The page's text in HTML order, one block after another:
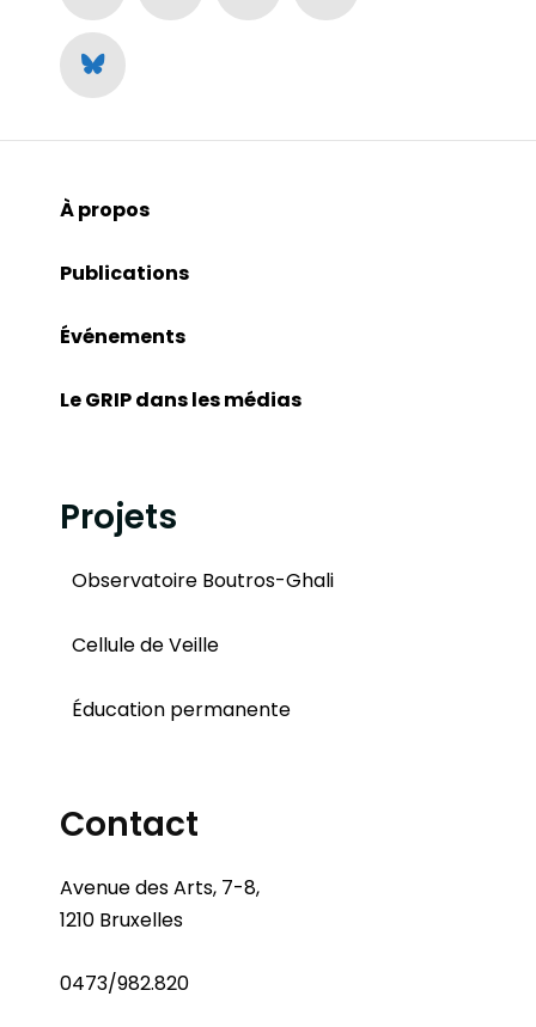
À propos
Publications
Événements
Le GRIP dans les médias
Projets
Observatoire Boutros-Ghali
Cellule de Veille
Éducation permanente
Contact
Avenue des Arts, 7-8,
1210 Bruxelles
0473/982.820